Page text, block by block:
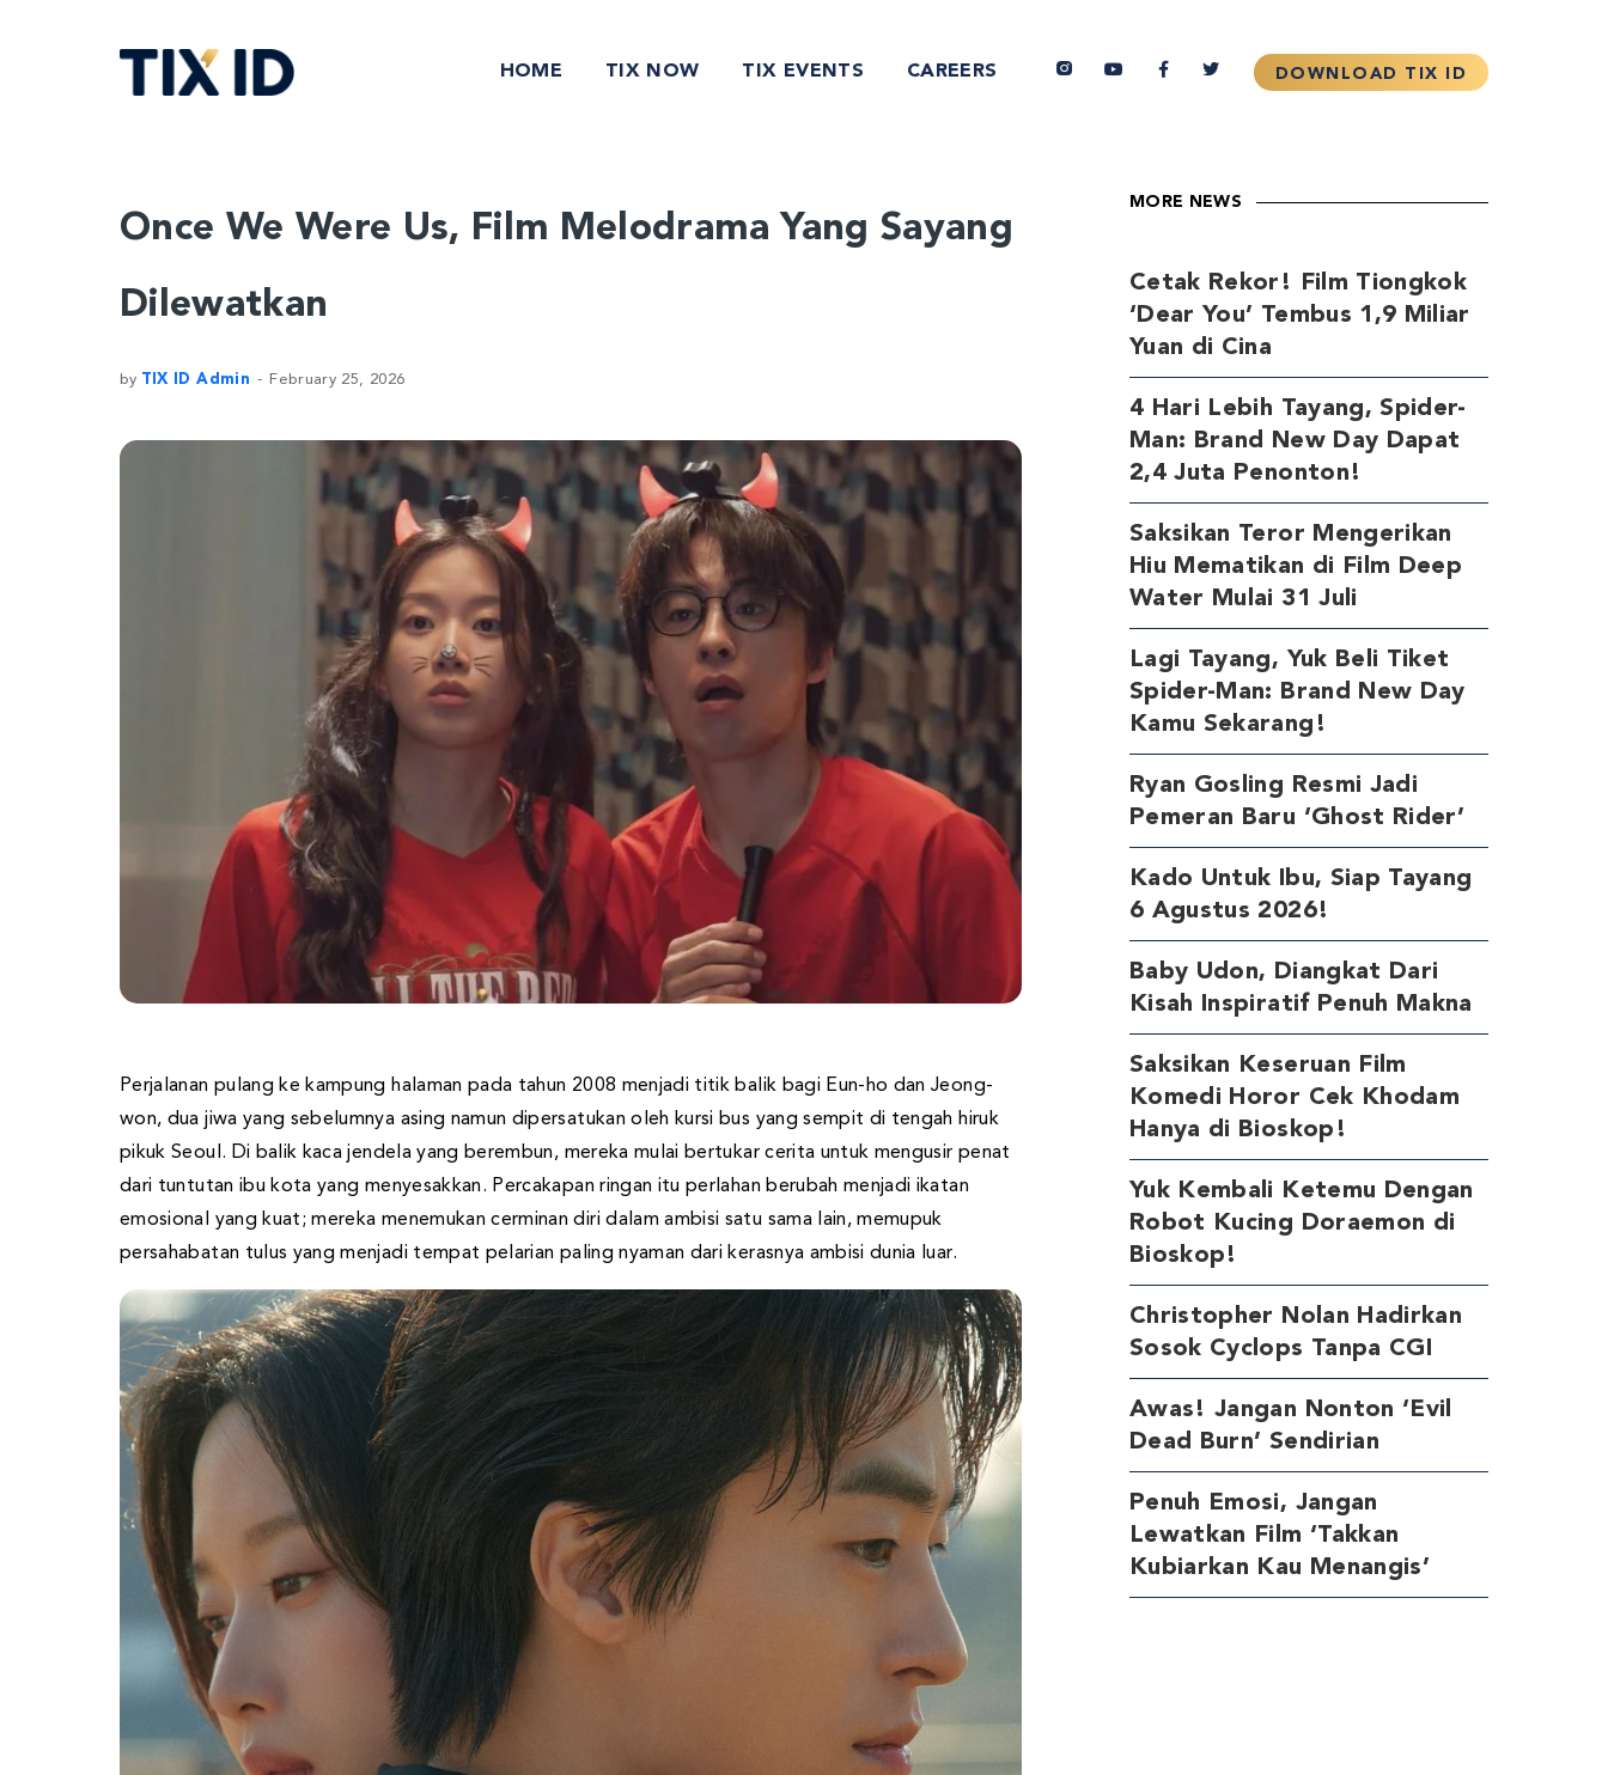
HOME TIX NOW TIX EVENTS CAREERS
Once We Were Us, Film Melodrama Yang Sayang
Dilewatkan
by TIX ID Admin February 25, 2026
Perjalanan pulang ke kampung halaman pada tahun 2008 menjadi titik balik bagi Eun-ho dan Jeong-
won, dua jiwa yang sebelumnya asing namun dipersatukan oleh kursi bus yang sempit di tengah hiruk
pikuk Seoul. Di balik kaca jendela yang berembun, mereka mulai bertukar cerita untuk mengusir penat
dari tuntutan ibu kota yang menyesakkan. Percakapan ringan itu perlahan berubah menjadi ikatan
emosional yang kuat; mereka menemukan cerminan diri dalam ambisi satu sama lain, memupuk
persahabatan tulus yang menjadi tempat pelarian paling nyaman dari kerasnya ambisi dunia luar.
MORE NEWS
Cetak Rekor! Film Tiongkok
‘Dear You’ Tembus 1,9 Miliar
Yuan di Cina
4 Hari Lebih Tayang, Spider-
Man: Brand New Day Dapat
2,4 Juta Penonton!
Saksikan Teror Mengerikan
Hiu Mematikan di Film Deep
Water Mulai 31 Juli
Lagi Tayang, Yuk Beli Tiket
Spider-Man: Brand New Day
Kamu Sekarang!
Ryan Gosling Resmi Jadi
Pemeran Baru ‘Ghost Rider’
Kado Untuk Ibu, Siap Tayang
6 Agustus 2026!
Baby Udon, Diangkat Dari
Kisah Inspiratif Penuh Makna
Saksikan Keseruan Film
Komedi Horor Cek Khodam
Hanya di Bioskop!
Yuk Kembali Ketemu Dengan
Robot Kucing Doraemon di
Bioskop!
Christopher Nolan Hadirkan
Sosok Cyclops Tanpa CGI
Awas! Jangan Nonton ‘Evil
Dead Burn’ Sendirian
Penuh Emosi, Jangan
Lewatkan Film ‘Takkan
Kubiarkan Kau Menangis’